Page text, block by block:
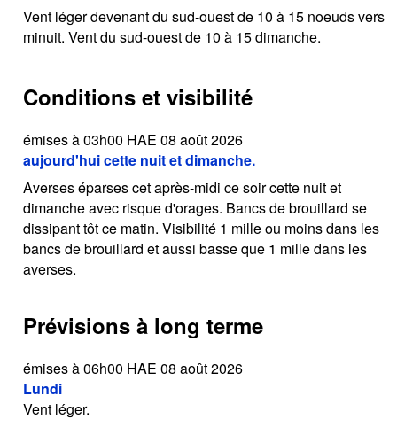
Vent léger devenant du sud-ouest de 10 à 15 noeuds vers
minuit. Vent du sud-ouest de 10 à 15 dimanche.
Conditions et visibilité
émises à 03h00 HAE 08 août 2026
aujourd'hui cette nuit et dimanche.
Averses éparses cet après-midi ce soir cette nuit et
dimanche avec risque d'orages. Bancs de brouillard se
dissipant tôt ce matin. Visibilité 1 mille ou moins dans les
bancs de brouillard et aussi basse que 1 mille dans les
averses.
Prévisions à long terme
émises à 06h00 HAE 08 août 2026
Lundi
Vent léger.